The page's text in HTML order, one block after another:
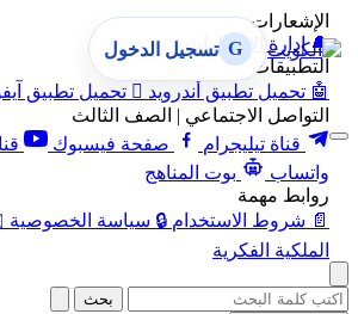
الإشعارات
🔔 إدارة الإشعارات
التطبيقات
🤖 تحميل تطبيق أندرويد  تحميل تطبيق
التواصل الاجتماعي | الصف الثالث
قناة تيليجرام
صفحة فيسبوك
واتساب
بوت المناهج
روابط مهمة
📄 شروط الاستخدام 🔒 سياسة الخصوصية
الملكية الفكرية
G تسجيل الدخول
بحث